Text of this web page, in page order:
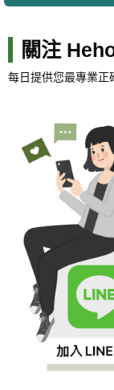
關注
每日提供您最專業正